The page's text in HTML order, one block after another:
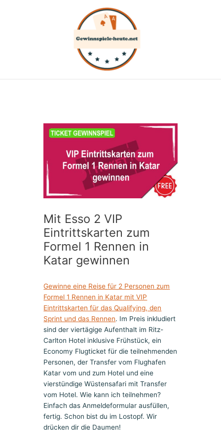
Mit Esso 2 VIP
Eintrittskarten zum
Formel 1 Rennen in
Katar gewinnen
Gewinne eine Reise für 2 Personen zum
Formel 1 Rennen in Katar mit VIP
Eintrittskarten für das Qualifying, den
Sprint und das Rennen. Im Preis inkludiert
sind der viertägige Aufenthalt im Ritz-
Carlton Hotel inklusive Frühstück, ein
Economy Flugticket für die teilnehmenden
Personen, der Transfer vom Flughafen
Katar vom und zum Hotel und eine
vierstündige Wüstensafari mit Transfer
vom Hotel. Wie kann ich teilnehmen?
Einfach das Anmeldeformular ausfüllen,
fertig. Schon bist du im Lostopf. Wir
drücken dir die Daumen!